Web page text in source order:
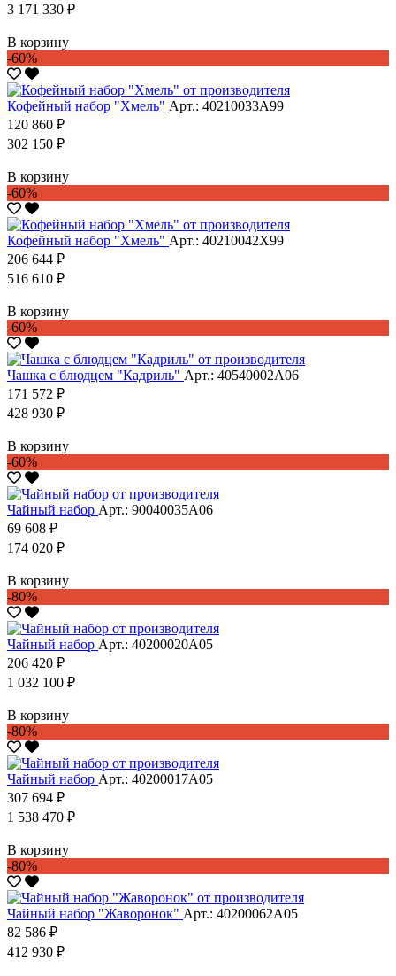
3 171 330 ₽
В корзину
-60%
Кофейный набор "Хмель" Арт.: 40210033А99
120 860 ₽
302 150 ₽
В корзину
-60%
Кофейный набор "Хмель" Арт.: 40210042Х99
206 644 ₽
516 610 ₽
В корзину
-60%
Чашка с блюдцем "Кадриль" Арт.: 40540002А06
171 572 ₽
428 930 ₽
В корзину
-60%
Чайный набор Арт.: 90040035А06
69 608 ₽
174 020 ₽
В корзину
-80%
Чайный набор Арт.: 40200020А05
206 420 ₽
1 032 100 ₽
В корзину
-80%
Чайный набор Арт.: 40200017А05
307 694 ₽
1 538 470 ₽
В корзину
-80%
Чайный набор "Жаворонок" Арт.: 40200062А05
82 586 ₽
412 930 ₽